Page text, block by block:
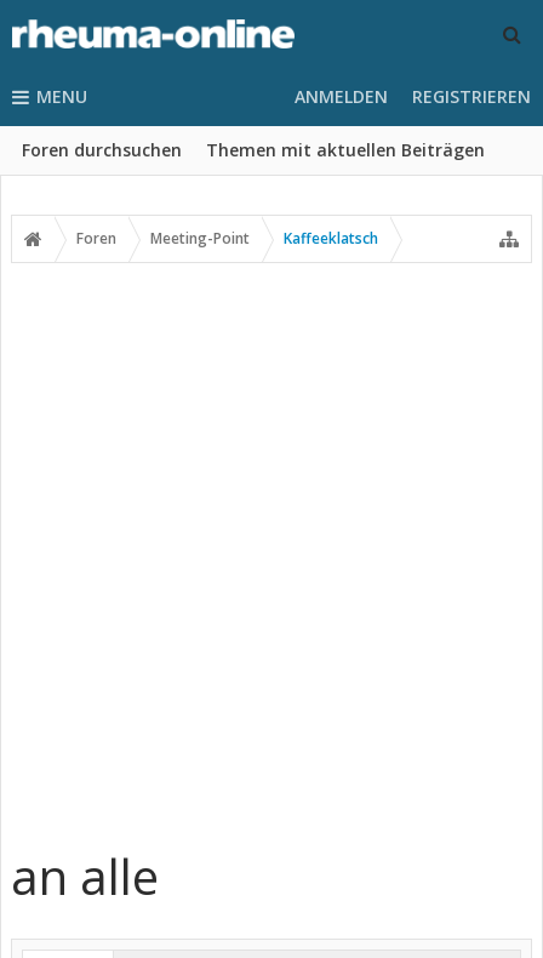
MENU
Foren durchsuchen Themen mit aktuellen Beiträgen
ANMELDEN REGISTRIEREN
Foren Meeting-Point Kaffeeklatsch
an alle